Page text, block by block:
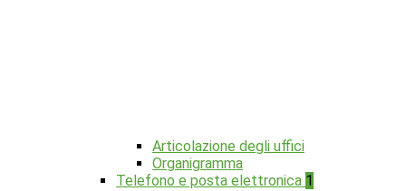
Articolazione degli uffici
Organigramma
Telefono e posta elettronica 1